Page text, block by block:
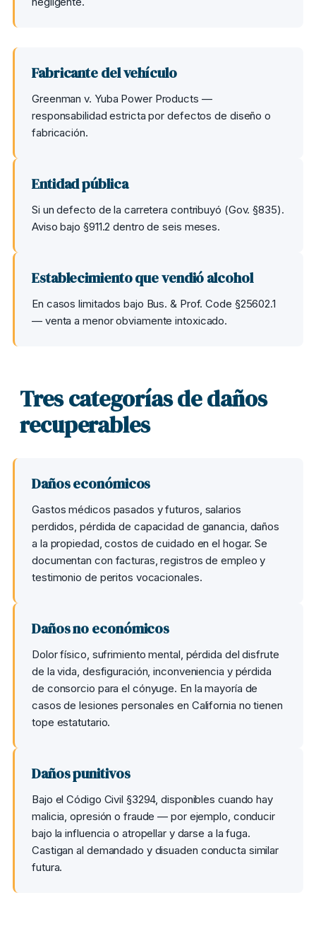
Fabricante del vehículo
Greenman v. Yuba Power Products —
responsabilidad estricta por defectos de diseño o
fabricación.
Entidad pública
Si un defecto de la carretera contribuyó (Gov. §835).
Aviso bajo §911.2 dentro de seis meses.
Establecimiento que vendió alcohol
En casos limitados bajo Bus. & Prof. Code §25602.1
— venta a menor obviamente intoxicado.
Tres categorías de daños
recuperables
Daños económicos
Gastos médicos pasados y futuros, salarios
perdidos, pérdida de capacidad de ganancia, daños
a la propiedad, costos de cuidado en el hogar. Se
documentan con facturas, registros de empleo y
testimonio de peritos vocacionales.
Daños no económicos
Dolor físico, sufrimiento mental, pérdida del disfrute
de la vida, desfiguración, inconveniencia y pérdida
de consorcio para el cónyuge. En la mayoría de
casos de lesiones personales en California no tienen
tope estatutario.
Daños punitivos
Bajo el Código Civil §3294, disponibles cuando hay
malicia, opresión o fraude — por ejemplo, conducir
bajo la influencia o atropellar y darse a la fuga.
Castigan al demandado y disuaden conducta similar
futura.